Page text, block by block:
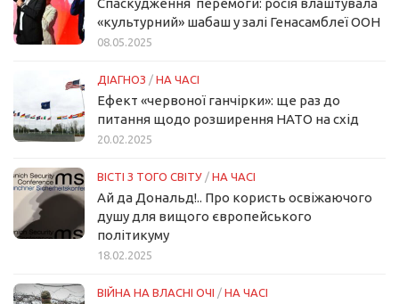
Спаскудження перемоги: росія влаштувала
«культурний» шабаш у залі Генасамблеї ООН
08.05.2025
ДІАГНОЗ / НА ЧАСІ
Ефект «червоної ганчірки»: ще раз до
питання щодо розширення НАТО на схід
20.02.2025
ВІСТІ З ТОГО СВІТУ / НА ЧАСІ
Ай да Дональд!.. Про користь освіжаючого
душу для вищого європейського
політикуму
18.02.2025
ВІЙНА НА ВЛАСНІ ОЧІ / НА ЧАСІ